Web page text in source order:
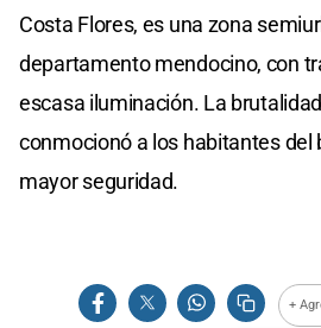
Costa Flores, es una zona
departamento mendocino, con
escasa iluminación. La
conmocionó a los habitantes del
mayor seguridad.
+